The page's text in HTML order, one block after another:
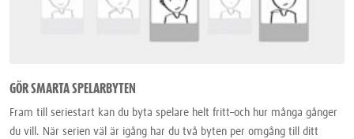
GÖR SMARTA SPELARBYTEN
Fram till seriestart kan du byta spelare helt fritt–och hur många gånger
du vill. När serien väl är igång har du två byten per omgång till ditt